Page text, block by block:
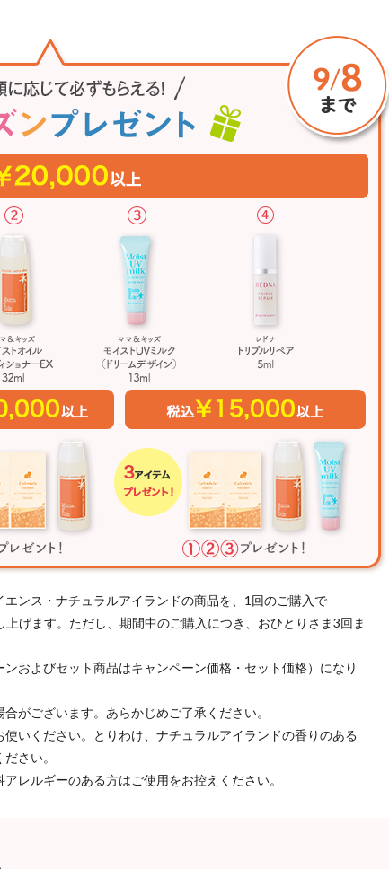
ンス・ナチュラルアイランドの商品を、1回のご購入で
げます。ただし、期間中のご購入につき、おひとりさま3回ま
およびセット商品はキャンペーン価格・セット価格）になり
がございます。あらかじめご了承ください。
いください。とりわけ、ナチュラルアイランドの香りのある
さい。
レルギーのある方はご使用をお控えください。